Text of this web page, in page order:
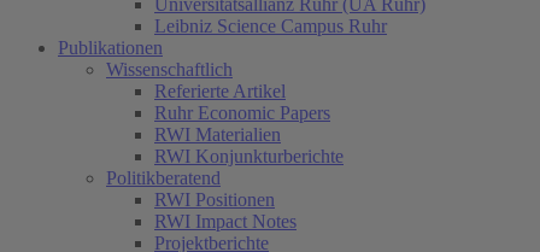
Universitätsallianz Ruhr (UA Ruhr)
Leibniz Science Campus Ruhr
Publikationen
Wissenschaftlich
Referierte Artikel
Ruhr Economic Papers
RWI Materialien
RWI Konjunkturberichte
Politikberatend
RWI Positionen
RWI Impact Notes
Projektberichte